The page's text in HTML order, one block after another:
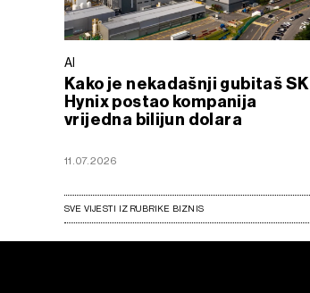
AI
Kako je nekadašnji gubitaš SK
Hynix postao kompanija
vrijedna bilijun dolara
11.07.2026
SVE VIJESTI IZ RUBRIKE BIZNIS